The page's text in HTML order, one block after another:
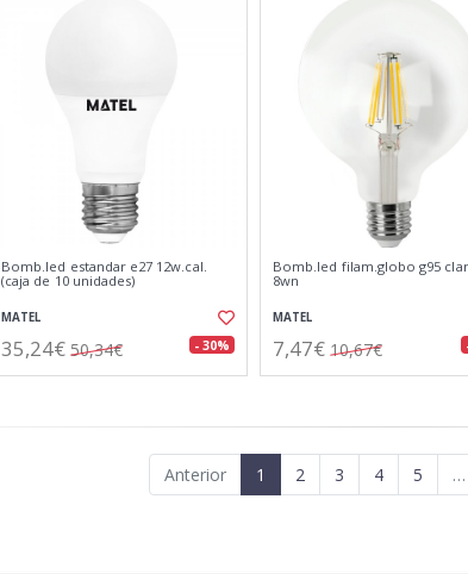
Bomb.led estandar e27 12w.cal.
(caja de 10 unidades)
MATEL
35,24€ 50,34€ - 30%
Bomb.led filam.globo g95
8wn
MATEL
7,47€ 10,67€
Anterior 1 2 3 4 5 …